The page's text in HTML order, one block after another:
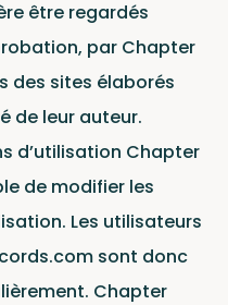
être regardés
par Chapter
des sites élaborés
de leur auteur.
d’utilisation Chapter
de modifier les
Les utilisateurs
sont donc
Chapter